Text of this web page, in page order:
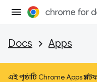
Docs Apps
এই পৃষ্ঠাটি Chrome Apps